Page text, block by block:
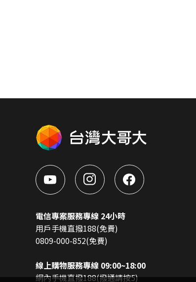
電信專案服務專線 24小時
用戶手機直撥188(免費)
0809-000-852(免費)
線上購物服務專線 09:00~18:00
網內手機直撥188(撥通請按5)